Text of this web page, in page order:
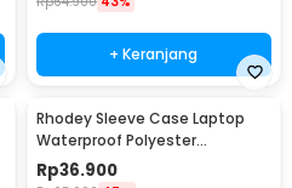
+ Keranjang
Rhodey Sleeve Case Laptop
Waterproof Polyester
Neoprene Bag 15.6 Inch - L123F
Rp36.900